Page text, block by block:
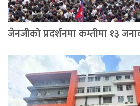
जेनजीको प्रदर्शनमा कम्तीमा १३